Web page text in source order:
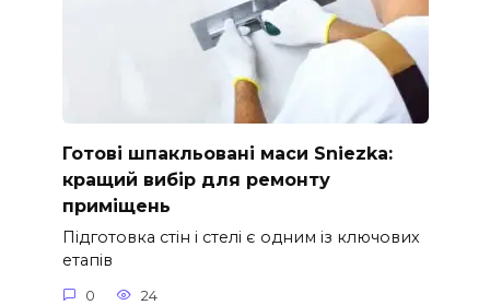
Готові шпакльовані маси Sniezka:
кращий вибір для ремонту
приміщень
Підготовка стін і стелі є одним із ключових
етапів
0 24